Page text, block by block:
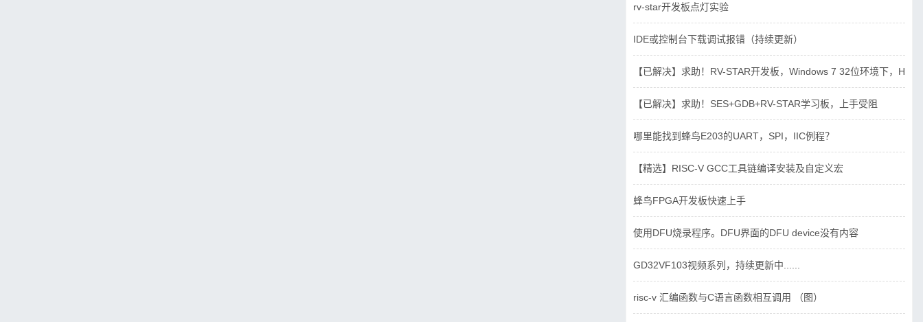
rv-star开发板点灯实验
IDE或控制台下载调试报错（持续更新）
【已解决】求助！RV-STAR开发板，Windows 7 32位环境下，
【已解决】求助！SES+GDB+RV-STAR学习板，上手受阻
哪里能找到蜂鸟E203的UART，SPI，IIC例程？
【精选】RISC-V GCC工具链编译安装及自定义宏
蜂鸟FPGA开发板快速上手
使用DFU烧录程序。DFU界面的DFU device没有内容
GD32VF103视频系列，持续更新中......
risc-v 汇编函数与C语言函数相互调用 （图）